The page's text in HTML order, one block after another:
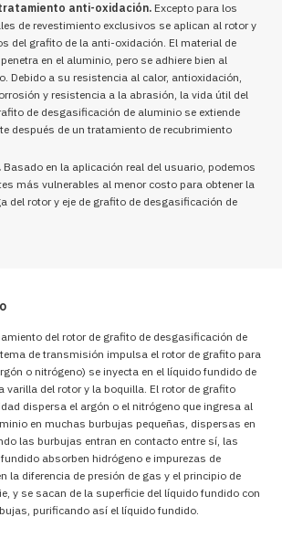
anti-oxidación. Excepto para los
de revestimiento exclusivos se aplican al rotor y
del grafito de la anti-oxidación. El material de
en el aluminio, pero se adhiere bien al
Debido a su resistencia al calor, antioxidación,
y resistencia a la abrasión, la vida útil del
de desgasificación de aluminio se extiende
después de un tratamiento de recubrimiento
Basado en la aplicación real del usuario, podemos
más vulnerables al menor costo para obtener la
del rotor y eje de grafito de desgasificación de
del rotor de grafito de desgasificación de
de transmisión impulsa el rotor de grafito para
o nitrógeno) se inyecta en el líquido fundido de
varilla del rotor y la boquilla. El rotor de grafito
dispersa el argón o el nitrógeno que ingresa al
en muchas burbujas pequeñas, dispersas en
las burbujas entran en contacto entre sí, las
absorben hidrógeno e impurezas de
la diferencia de presión de gas y el principio de
y se sacan de la superficie del líquido fundido con
purificando así el líquido fundido.